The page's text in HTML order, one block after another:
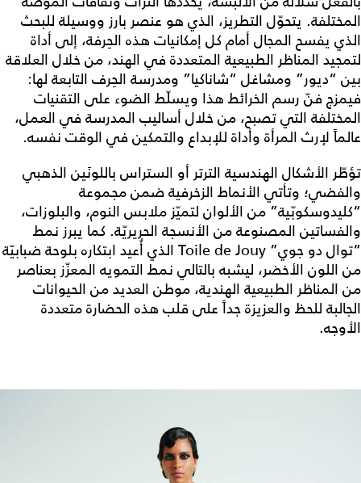
المختلفة. يتحوّل التطريز، الذي هو عنصر بارز ووسيلة للبحث
الذي يفسح المجال أمام كل إمكانيات هذه الحِرفة، إلى أداة
لتمجيد المناظر الطبيعية المتعددة في الهند، من خلال العلاقة
بين “ديور” ومشاغل “شاناكيا” ومدرسة الحِرف التابعة لها:
فيمزج فنّ رسم الخرائط هذا ويسلّط الضوء على التقنيات
المختلفة التي تصبح، من خلال أساليب المدرسة في العمل،
عالماً لإرث المرأة وأداة للإبداع والتمكين في الوقت نفسه.
تؤطّر الأشكال الهندسية الترتر أو الستراس باللونَين الذهبي
والفضي؛ وتأتي الأنماط الزخرفية ضمن مجموعة
“كليدوسكوبّية” من الألوان لتميّز ملابس النوم، والبلوزات،
والفساتين المصنوعة من الأنسجة الحريريّة. كما يبرز نمط
“توال دو جوي” Toile de Jouy الذي أُعيد ابتكاره بلوحة ضبابيّة
من اللون الأخضر، ليشبه بالتالي نمط التمويه المعزّز بعناصر
من المناظر الطبيعية الهندية، موطن العديد من الحيوانات
الجالبة للحظ والعزيزة جداً على قلب هذه الحضارة متعددة
الأوجه.